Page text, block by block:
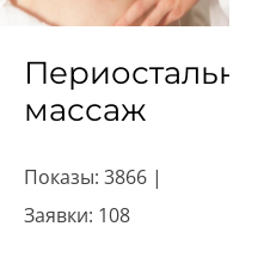
массаж
Показы: 3866 |
Заявки: 108